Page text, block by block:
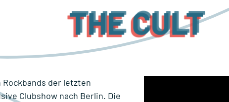
THE CULT
der letzten
Clubshow nach Berlin. Die